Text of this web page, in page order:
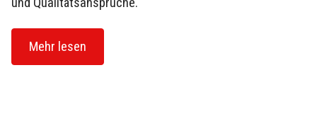
Mehr lesen